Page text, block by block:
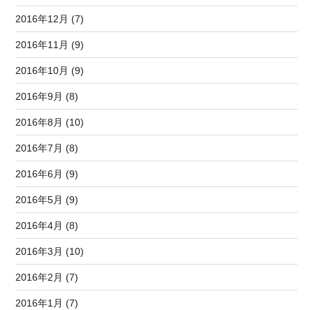
2016年12月 (7)
2016年11月 (9)
2016年10月 (9)
2016年9月 (8)
2016年8月 (10)
2016年7月 (8)
2016年6月 (9)
2016年5月 (9)
2016年4月 (8)
2016年3月 (10)
2016年2月 (7)
2016年1月 (7)